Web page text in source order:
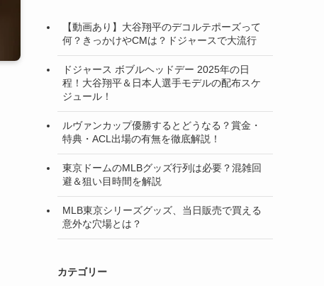
【動画あり】大谷翔平のデコルテポーズって
何？きっかけやCMは？ドジャースで大流行
ドジャース ボブルヘッドデー 2025年の日
程！大谷翔平＆日本人選手モデルの配布スケ
ジュール！
ルヴァンカップ優勝するとどうなる？賞金・
特典・ACL出場の有無を徹底解説！
東京ドームのMLBグッズ行列は必要？混雑回
避＆狙い目時間を解説
MLB東京シリーズグッズ、当日販売で買える
意外な穴場とは？
カテゴリー